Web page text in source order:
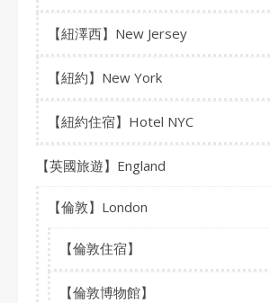
【紐澤西】New Jersey
【紐約】New York
【紐約住宿】Hotel NYC
【英國旅遊】England
【倫敦】London
【倫敦住宿】
【倫敦博物館】